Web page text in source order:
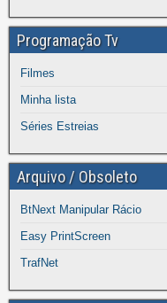
Programação Tv
Filmes
Minha lista
Séries Estreias
Arquivo / Obsoleto
BtNext Manipular Rácio
Easy PrintScreen
TrafNet